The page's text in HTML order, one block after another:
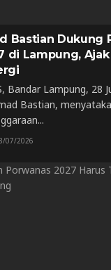
Bastian Dukung
di Lampung,
Bandar Lampung, 28
Bastian,
07/2026